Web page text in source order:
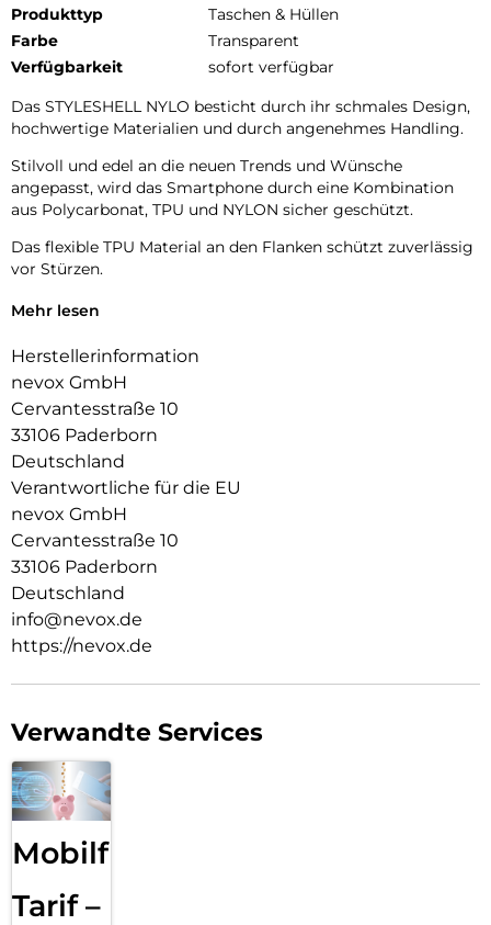
Produkttyp
Taschen & Hüllen
Farbe
Transparent
Verfügbarkeit
sofort verfügbar
Das STYLESHELL NYLO besticht durch ihr schmales Design,
hochwertige Materialien und durch angenehmes Handling.
Stilvoll und edel an die neuen Trends und Wünsche
angepasst, wird das Smartphone durch eine Kombination
aus Polycarbonat, TPU und NYLON sicher geschützt.
Das flexible TPU Material an den Flanken schützt zuverlässig
vor Stürzen.
Das Display ist durch die seitlichen Flanken geschützt.
geschützt.
Die Anschlüsse, Knöpfe und Kamera bleiben voll zugänglich.
Hochwertiges Schmutzabweisendes Material und langlebige
Zusammensetzung der Materialien.
Mehr lesen
Herstellerinformation
nevox GmbH
Cervantesstraße 10
33106 Paderborn
Deutschland
Verantwortliche für die EU
nevox GmbH
Cervantesstraße 10
33106 Paderborn
Deutschland
info@nevox.de
https://nevox.de
Verwandte Services
Mobilfunk
Tarif –